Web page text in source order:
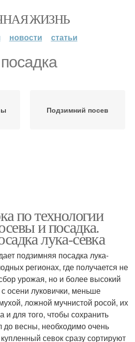
ЖИЗНЬ
новости статьи
Подзимний посев
по технологии
и посадка.
лука-севка
подзимняя посадка лука-
регионах, где получается не
урожая, но и более высокий
осени луковички, меньше
ложной мучнистой росой, их
и для того, чтобы сохранить
весны, необходимо очень
севок сразу сортируют